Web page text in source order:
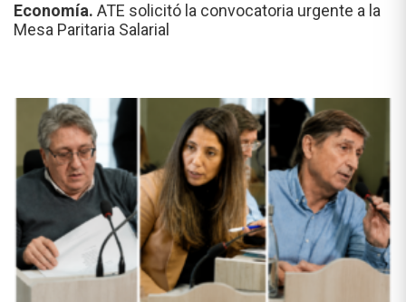
Economía. ATE solicitó la convocatoria urgente a la
Mesa Paritaria Salarial